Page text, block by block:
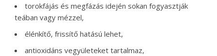
torokfájás és megfázás idején sokan fogyasztják
teában vagy mézzel,
élénkítő, frissítő hatású lehet,
antioxidáns vegyületeket tartalmaz,